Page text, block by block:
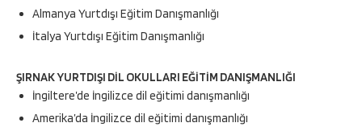
Almanya Yurtdışı Eğitim Danışmanlığı
İtalya Yurtdışı Eğitim Danışmanlığı
ŞIRNAK YURTDIŞI DİL OKULLARI EĞİTİM DANIŞMANLIĞI
İngiltere’de İngilizce dil eğitimi danışmanlığı
Amerika’da İngilizce dil eğitimi danışmanlığı